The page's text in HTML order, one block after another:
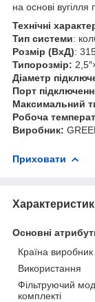
на основі
Технічні
Тип системи:
Розмір (ВхД):
Типорозмір:
Діаметр
Порт
Максимальний
Робоча
Виробник:
Приховати
Основні
Країна виробник
Використання
Фільтруючий
комплекті